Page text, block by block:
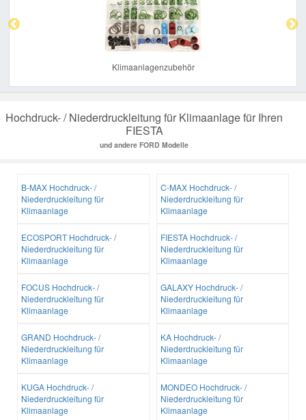
Klimaanlagenzubehör
Hochdruck- / Niederdruckleitung für Klimaanlage für Ihren
FIESTA
und andere FORD Modelle
B-MAX Hochdruck- /
Niederdruckleitung für
Klimaanlage
C-MAX Hochdruck- /
Niederdruckleitung für
Klimaanlage
ECOSPORT Hochdruck- /
Niederdruckleitung für
Klimaanlage
FIESTA Hochdruck- /
Niederdruckleitung für
Klimaanlage
FOCUS Hochdruck- /
Niederdruckleitung für
Klimaanlage
GALAXY Hochdruck- /
Niederdruckleitung für
Klimaanlage
GRAND Hochdruck- /
Niederdruckleitung für
Klimaanlage
KA Hochdruck- /
Niederdruckleitung für
Klimaanlage
KUGA Hochdruck- /
Niederdruckleitung für
Klimaanlage
MONDEO Hochdruck- /
Niederdruckleitung für
Klimaanlage